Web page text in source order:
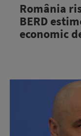
România
BERD
economic